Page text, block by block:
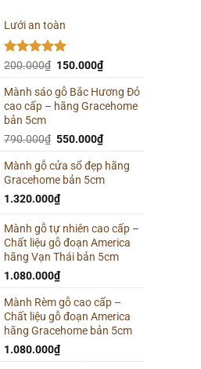
Lưới an toàn
Được xếp
5 sao
200.000₫ Giá
là:
200.000₫.
150.000₫Giá
tại
là:
Mành sáo gỗ Bắc Hương Đỏ
cao cấp – hãng Gracehome
bản 5cm
790.000₫ Giá
là:
790.000₫.
550.000₫Giá
tại
là:
Mành gỗ cửa sổ đẹp hãng
Gracehome bản 5cm
1.320.000₫
Mành gỗ tự nhiên cao cấp –
Chất liệu gỗ đoạn America
hãng Vạn Thái bản 5cm
1.080.000₫
Mành Rèm gỗ cao cấp –
Chất liệu gỗ đoạn America
hãng Gracehome bản 5cm
1.080.000₫